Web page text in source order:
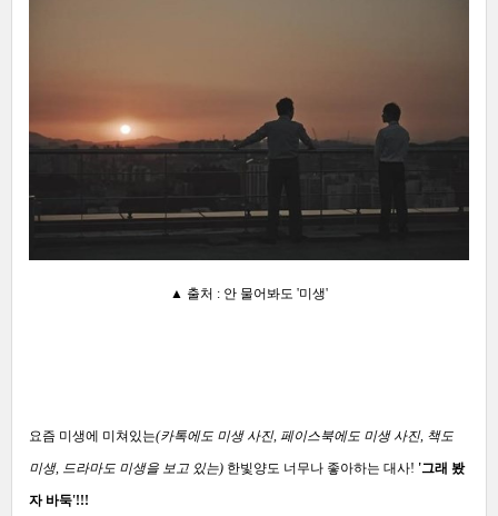
▲ 출처 : 안 물어봐도 '미생'
요즘 미생에 미쳐있는(카톡에도 미생 사진, 페이스북에도 미생 사진, 책도
미생, 드라마도 미생을 보고 있는) 한빛양도 너무나 좋아하는 대사! '그래 봤
자 바둑'!!!